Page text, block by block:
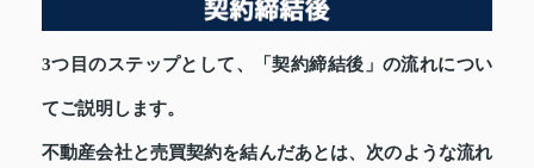
3つ目のステップとして、「契約締結後」の流れについ
てご説明します。
不動産会社と売買契約を結んだあとは、次のような流れ